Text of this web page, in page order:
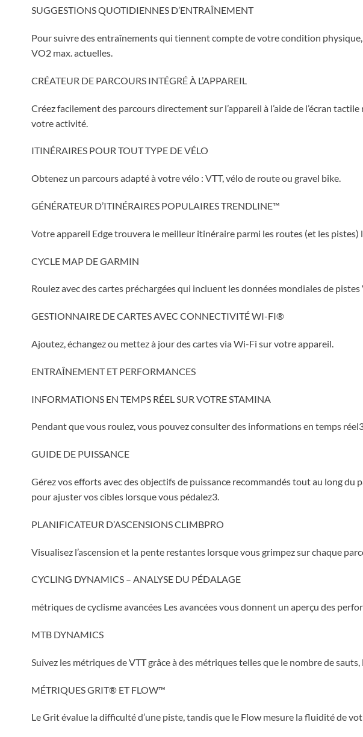
SUGGESTIONS QUOTIDIENNES D’ENTRAÎNEMENT
Pour suivre des entraînements qui tiennent compte de votre condition
VO2 max. actuelles.
CRÉATEUR DE PARCOURS INTÉGRÉ À L’APPAREIL
Créez facilement des parcours directement sur l’appareil à l’aide de l’écran
votre activité.
ITINÉRAIRES POUR TOUT TYPE DE VÉLO
Obtenez un parcours adapté à votre vélo : VTT, vélo de route ou gravel bike.
GÉNÉRATEUR D’ITINÉRAIRES POPULAIRES TRENDLINE™
Votre appareil Edge trouvera le meilleur itinéraire parmi les routes (et les pistes)
CYCLE MAP DE GARMIN
Roulez avec des cartes préchargées qui incluent les données mondiales de
GESTIONNAIRE DE CARTES AVEC CONNECTIVITÉ WI-FI®
Ajoutez, échangez ou mettez à jour des cartes via Wi-Fi sur votre appareil.
ENTRAÎNEMENT ET PERFORMANCES
INFORMATIONS EN TEMPS RÉEL SUR VOTRE STAMINA
Pendant que vous roulez, vous pouvez consulter des informations en temps
GUIDE DE PUISSANCE
Gérez vos efforts avec des objectifs de puissance recommandés tout au long
pour ajuster vos cibles lorsque vous pédalez3.
PLANIFICATEUR D’ASCENSIONS CLIMBPRO
Visualisez l’ascension et la pente restantes lorsque vous grimpez sur chaque
CYCLING DYNAMICS – ANALYSE DU PÉDALAGE
métriques de cyclisme avancées Les avancées vous donnent un aperçu des
MTB DYNAMICS
Suivez les métriques de VTT grâce à des métriques telles que le nombre de
MÉTRIQUES GRIT® ET FLOW™
Le Grit évalue la difficulté d’une piste, tandis que le Flow mesure la fluidité de